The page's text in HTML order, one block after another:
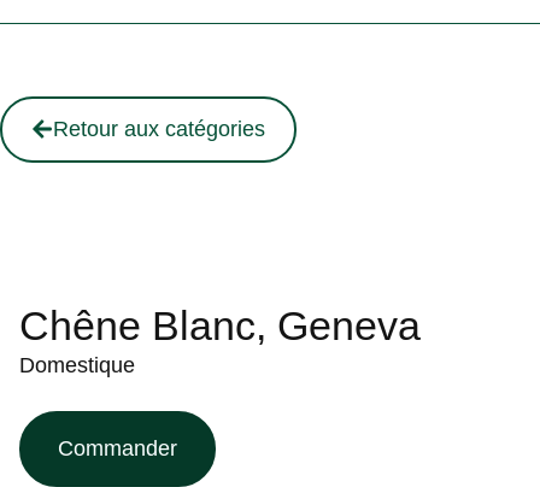
Retour aux catégories
Chêne Blanc, Geneva
Domestique
Commander